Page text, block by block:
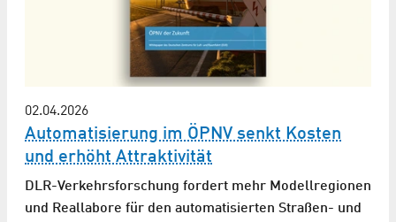
02.04.2026
Automatisierung im ÖPNV senkt Kosten
und erhöht Attraktivität
DLR-Verkehrsforschung fordert mehr Modellregionen
und Reallabore für den automatisierten Straßen- und